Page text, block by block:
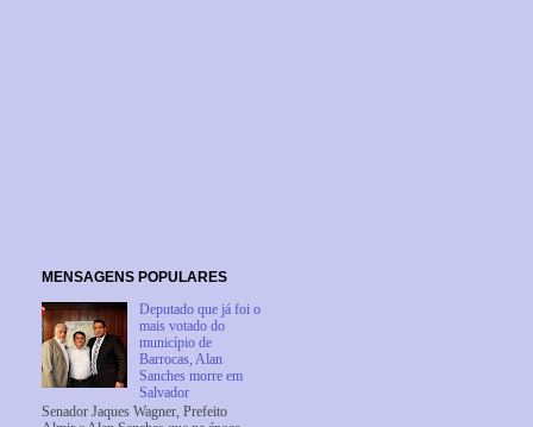
MENSAGENS POPULARES
Deputado que já foi o
mais votado do
município de
Barrocas, Alan
Sanches morre em
Salvador
Senador Jaques Wagner, Prefeito